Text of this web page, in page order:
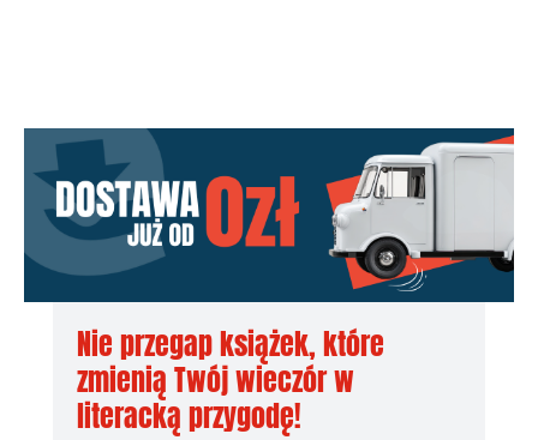
Nie przegap książek, które
zmienią Twój wieczór w
literacką przygodę!